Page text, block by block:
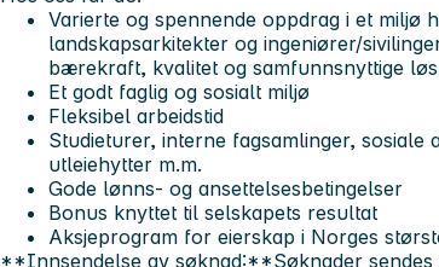
Varierte og spennende oppdrag i et miljø
landskapsarkitekter og ingeniører/
bærekraft, kvalitet og samfunnsnyttige
Et godt faglig og sosialt miljø
Fleksibel arbeidstid
Studieturer, interne fagsamlinger, sosiale
utleiehytter m.m.
Gode lønns- og ansettelsesbetingelser
Bonus knyttet til selskapets resultat
Aksjeprogram for eierskap i Norges
**Innsendelse av søknad:**Søknader sendes